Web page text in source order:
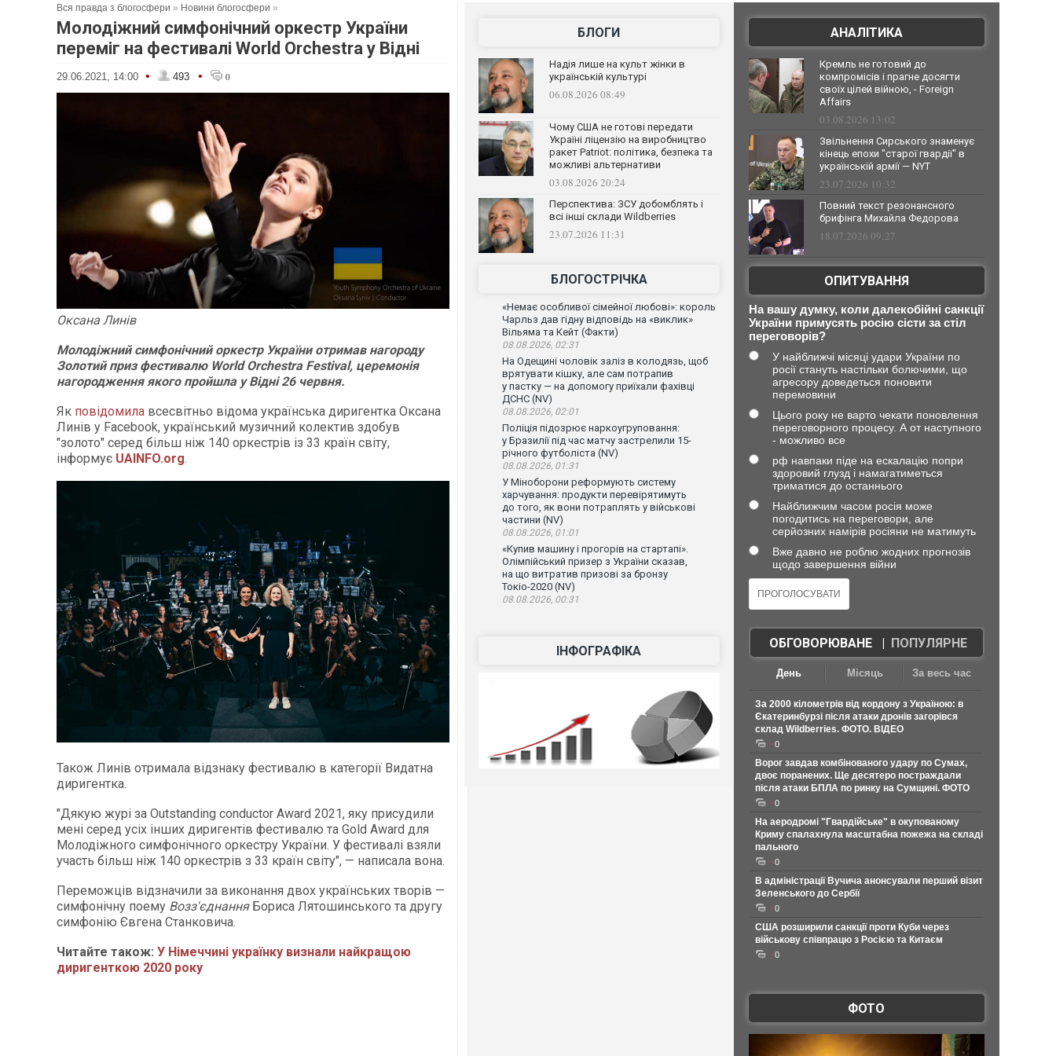
Вся правда з блогосфери » Новини блогосфери »
Молодіжний симфонічний оркестр України
переміг на фестивалі World Orchestra у Відні
29.06.2021, 14:00 • 493 • 0
Оксана Линів
Молодіжний симфонічний оркестр України отримав нагороду
Золотий приз фестивалю World Orchestra Festival, церемонія
нагородження якого пройшла у Відні 26 червня.
Як повідомила всесвітньо відома українська диригентка Оксана
Линів у Facebook, український музичний колектив здобув
"золото" серед більш ніж 140 оркестрів із 33 країн світу,
інформує UAINFO.org.
Також Линів отримала відзнаку фестивалю в категорії Видатна
диригентка.
"Дякую журі за Outstanding conductor Award 2021, яку присудили
мені серед усіх інших диригентів фестивалю та Gold Award для
Молодіжного симфонічного оркестру України. У фестивалі взяли
участь більш ніж 140 оркестрів з 33 країн світу", — написала вона.
Переможців відзначили за виконання двох українських творів —
симфонічну поему Возз'єднанняБориса Лятошинського та другу
симфонію Євгена Станковича.
Читайте також: У Німеччині українку визнали найкращою
диригенткою 2020 року
БЛОГИ
Надія лише на культ жінки в
українській культурі
06.08.2026 08:49
Чому США не готові передати
Україні ліцензію на виробництво
ракет Patriot: політика, безпека та
можливі альтернативи
03.08.2026 20:24
Перспектива: ЗСУ добомблять і
всі інші склади Wildberries
23.07.2026 11:31
БЛОГОСТРІЧКА
«Немає особливої сімейної любові»: король
Чарльз дав гідну відповідь на «виклик»
Вільяма та Кейт (Факти)
08.08.2026, 02:31
На Одещині чоловік заліз в колодязь, щоб
врятувати кішку, але сам потрапив
у пастку — на допомогу приїхали фахівці
ДСНС (NV)
08.08.2026, 02:01
Поліція підозрює наркоугруповання:
у Бразилії під час матчу застрелили 15-
річного футболіста (NV)
08.08.2026, 01:31
У Міноборони реформують систему
харчування: продукти перевірятимуть
до того, як вони потраплять у військові
частини (NV)
08.08.2026, 01:01
«Купив машину і прогорів на стартапі».
Олімпійський призер з України сказав,
на що витратив призові за бронзу
Токіо-2020 (NV)
08.08.2026, 00:31
ІНФОГРАФІКА
АНАЛІТИКА
Кремль не готовий до
компромісів і прагне досягти
своїх цілей війною, - Foreign
Affairs
03.08.2026 13:02
Звільнення Сирського знаменує
кінець епохи "старої гвардії" в
українській армії — NYT
23.07.2026 10:32
Повний текст резонансного
брифінга Михайла Федорова
18.07.2026 09:27
ОПИТУВАННЯ
На вашу думку, коли далекобійні санкції
України примусять росію сісти за стіл
переговорів?
У найближчі місяці удари України по
росії стануть настільки болючими, що
агресору доведеться поновити
перемовини
Цього року не варто чекати поновлення
переговорного процесу. А от наступного
- можливо все
рф навпаки піде на ескалацію попри
здоровий глузд і намагатиметься
триматися до останнього
Найближчим часом росія може
погодитись на переговори, але
серйозних намірів росіяни не матимуть
Вже давно не роблю жодних прогнозів
щодо завершення війни
ОБГОВОРЮВАНЕ| ПОПУЛЯРНЕ
День Місяць За весь час
За 2000 кілометрів від кордону з Україною: в
Єкатеринбурзі після атаки дронів загорівся
склад Wildberries. ФОТО. ВІДЕО
0
Ворог завдав комбінованого удару по Сумах,
двоє поранених. Ще десятеро постраждали
після атаки БПЛА по ринку на Сумщині. ФОТО
0
На аеродромі "Гвардійське" в окупованому
Криму спалахнула масштабна пожежа на складі
пального
0
В адміністрації Вучича анонсували перший візит
Зеленського до Сербії
0
США розширили санкції проти Куби через
військову співпрацю з Росією та Китаєм
0
ФОТО